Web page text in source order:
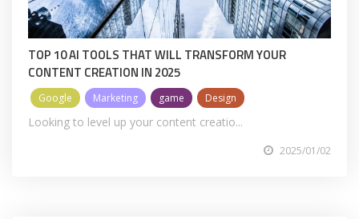
TOP 10 AI TOOLS THAT WILL TRANSFORM YOUR
CONTENT CREATION IN 2025
Google Marketing game Design
Looking to level up your content creatio...
2025/01/02